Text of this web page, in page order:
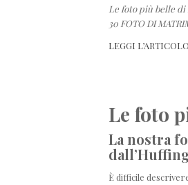
Le foto più belle di
30 FOTO DI
LEGGI
Le foto
La nostra
È difficile